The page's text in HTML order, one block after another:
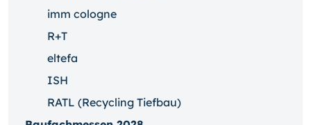
imm cologne
R+T
eltefa
ISH
RATL (Recycling Tiefbau)